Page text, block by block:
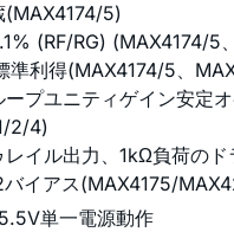
(MAX4174/5)
(RF/RG) (MAX4174/5
準利得(MAX4174/5、
ープユニティゲイン安定
2/4)
レイル出力、1kΩ負荷の
イアス(MAX4175/
単一電源動作